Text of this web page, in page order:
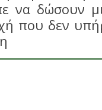
να δώσουν
που δεν